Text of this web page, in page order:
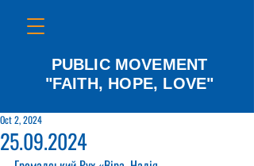
PUBLIC MOVEMENT
"FAITH, HOPE, LOVE"
25.09.2024
Oct 2, 2024